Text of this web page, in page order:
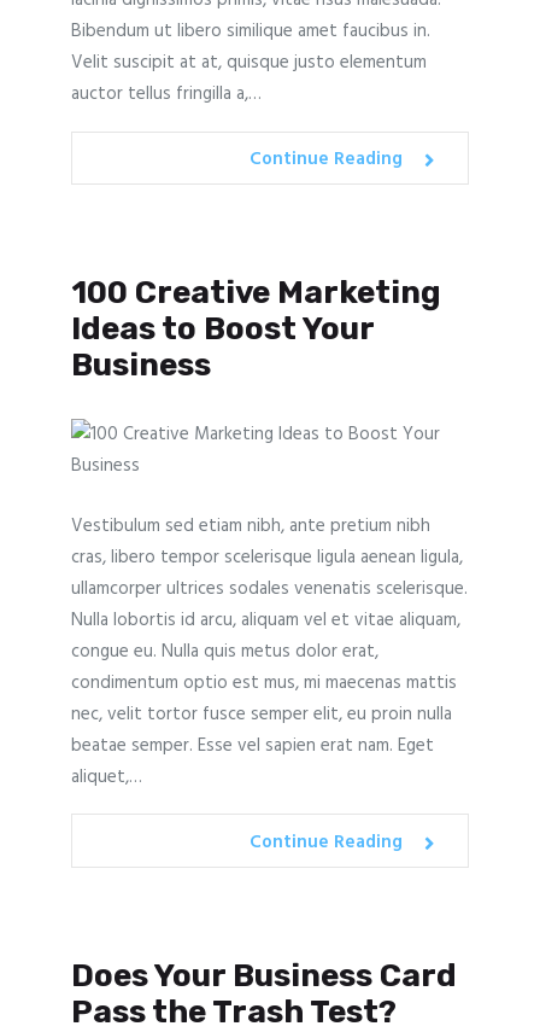
Bibendum ut libero similique amet faucibus in.
Velit suscipit at at, quisque justo elementum
auctor tellus fringilla a,…
Continue Reading
100 Creative Marketing
Ideas to Boost Your
Business
Vestibulum sed etiam nibh, ante pretium nibh
cras, libero tempor scelerisque ligula aenean ligula,
ullamcorper ultrices sodales venenatis scelerisque.
Nulla lobortis id arcu, aliquam vel et vitae aliquam,
congue eu. Nulla quis metus dolor erat,
condimentum optio est mus, mi maecenas mattis
nec, velit tortor fusce semper elit, eu proin nulla
beatae semper. Esse vel sapien erat nam. Eget
aliquet,…
Continue Reading
Does Your Business Card
Pass the Trash Test?